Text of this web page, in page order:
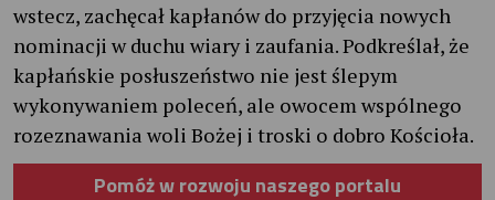
wstecz, zachęcał kapłanów do przyjęcia nowych
nominacji w duchu wiary i zaufania. Podkreślał, że
kapłańskie posłuszeństwo nie jest ślepym
wykonywaniem poleceń, ale owocem wspólnego
rozeznawania woli Bożej i troski o dobro Kościoła.
Pomóż w rozwoju naszego portalu